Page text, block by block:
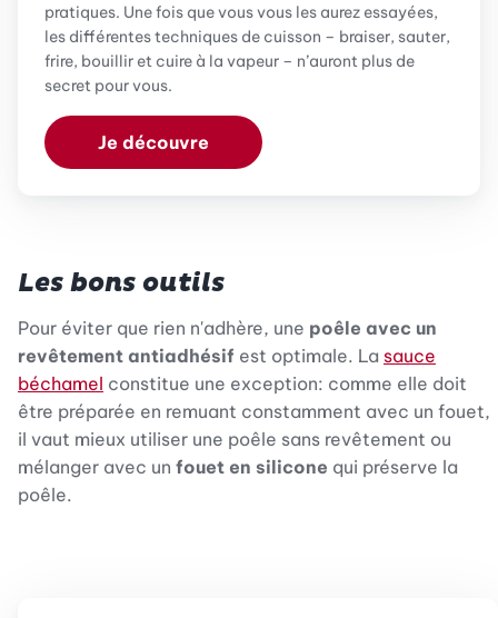
pratiques. Une fois que vous vous les aurez essayées,
les différentes techniques de cuisson – braiser, sauter,
frire, bouillir et cuire à la vapeur – n’auront plus de
secret pour vous.
Je découvre
Les bons outils
Pour éviter que rien n'adhère, une poêle avec un
revêtement antiadhésif est optimale. La sauce
béchamel constitue une exception: comme elle doit
être préparée en remuant constamment avec un fouet,
il vaut mieux utiliser une poêle sans revêtement ou
mélanger avec un fouet en silicone qui préserve la
poêle.